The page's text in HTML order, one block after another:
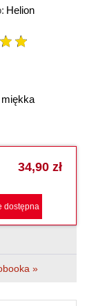
Helion
34,90 zł
dostępna
»